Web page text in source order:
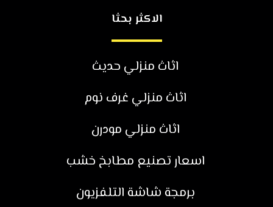
الاكثر بحثا
اثاث منزلي حديث
اثاث منزلي غرف نوم
اثاث منزلي مودرن
اسعار تصنيع مطابخ خشب
برمجة شاشة التلفزيون